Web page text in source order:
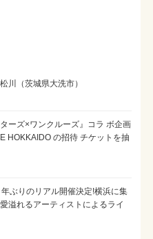
川（茨城県大洗市）
ーズ×ワンクルーズ』コラ ボ企画
HOKKAIDO の招待 チケットを抽
ぶりのリアル開催決定!横浜に集
溢れるアーティストによるライ